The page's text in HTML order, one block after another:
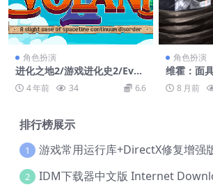
角色扮演
进化之地2/游戏进化史2/Evol
and 24 年前 34 6.6
角色扮演
维霍：面
se of Faces
8 月前
排行榜展示
1 游戏常用运行库+DirectX修复增强
2